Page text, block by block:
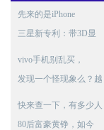
先来的是iPhone
三星新专利：带3D显
vivo手机别乱买，
发现一个怪现象么？越
快来查一下，有多少人
80后富豪黄铮，如今